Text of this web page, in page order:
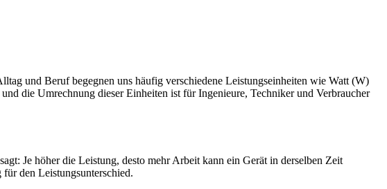
und Beruf begegnen uns häufig verschiedene Leistungseinheiten wie Watt (W)
die Umrechnung dieser Einheiten ist für Ingenieure, Techniker und Verbraucher
Je höher die Leistung, desto mehr Arbeit kann ein Gerät in derselben Zeit
den Leistungsunterschied.